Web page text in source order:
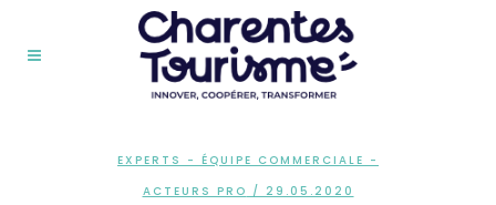
EXPERTS - ÉQUIPE COMMERCIALE -
ACTEURS PRO / 29.05.2020